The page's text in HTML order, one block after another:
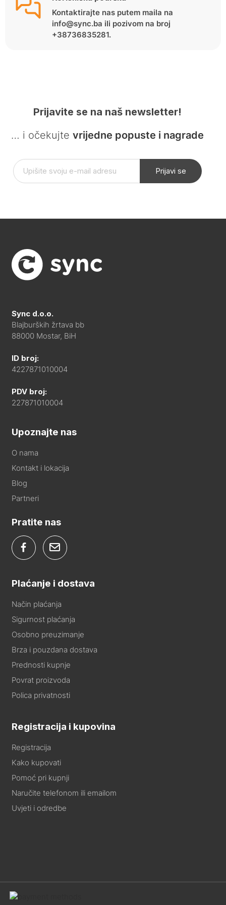
Kontaktirajte nas putem maila na
info@sync.ba ili pozivom na broj
+38736835281.
Prijavite se na naš newsletter!
… i očekujte vrijedne popuste i nagrade
Prijavi se
Sync d.o.o.
Blajburških žrtava bb
88000 Mostar, BiH
ID broj:
4227871010004
PDV broj:
227871010004
Upoznajte nas
O nama
Kontakt i lokacija
Blog
Partneri
Pratite nas
Plaćanje i dostava
Način plaćanja
Sigurnost plaćanja
Osobno preuzimanje
Brza i pouzdana dostava
Prednosti kupnje
Povrat proizvoda
Polica privatnosti
Registracija i kupovina
Registracija
Kako kupovati
Pomoć pri kupnji
Naručite telefonom ili emailom
Uvjeti i odredbe